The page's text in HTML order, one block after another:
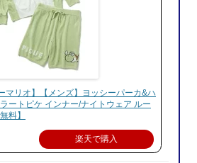
マリオ】【メンズ】ヨッシーパーカ&ハ
ートピケ インナー/ナイトウェア ルー
料】
楽天で購入